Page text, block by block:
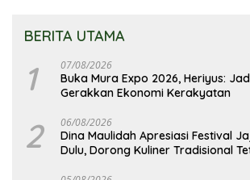
BERITA UTAMA
1 07/08/2026
Buka Mura Expo 2026, Heriyus:
Gerakkan Ekonomi Kerakyatan
2 06/08/2026
Dina Maulidah Apresiasi Festival
Dulu, Dorong Kuliner Tradisional